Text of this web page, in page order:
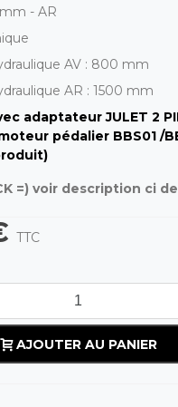
- AR
AV : 800 mm
AR : 1500 mm
adaptateur JULET 2
pédalier BBS01 /
=) voir description ci
TTC
AJOUTER AU PANIER